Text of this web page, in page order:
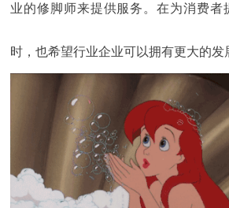
业的修脚师来提供服务。在为消费者
时，也希望行业企业可以拥有更大的发